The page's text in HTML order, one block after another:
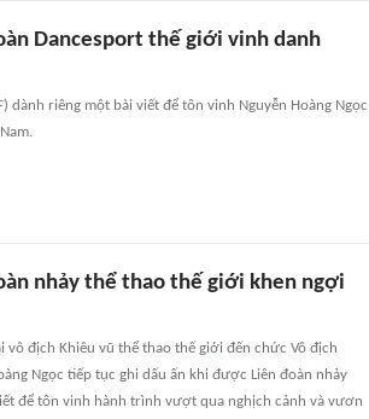
Dancesport thế giới vinh danh
dành riêng một bài viết để tôn vinh Nguyễn Hoàng Ngọc
nhảy thể thao thế giới khen ngợi
địch Khiêu vũ thể thao thế giới đến chức Vô địch
Ngọc tiếp tục ghi dấu ấn khi được Liên đoàn nhảy
để tôn vinh hành trình vượt qua nghịch cảnh và vươn